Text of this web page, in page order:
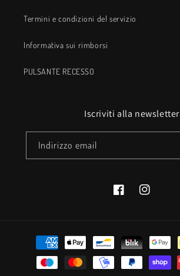
Termini e condizioni del servizio
Informativa sui rimborsi
PULSANTE RECESSO
Iscriviti alla newsletter
Indirizzo email
FacebookInstagram
Metodi
pagamento